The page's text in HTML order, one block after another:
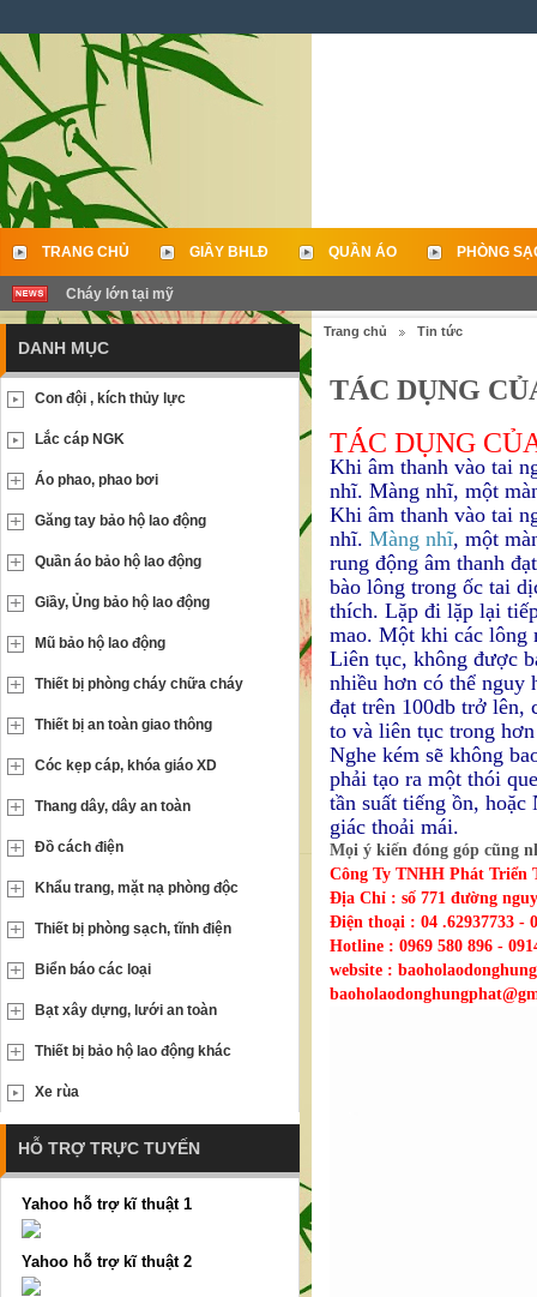
TRANG CHỦ GIẦY BHLĐ QUẦN ÁO PHÒNG
LIÊN HỆ
Cháy lớn tại mỹ
Trang chủ Tin tức
TÁC DỤNG
TÁC DỤNG
Khi âm thanh vào tai
nhĩ. Màng nhĩ, một
Khi âm thanh vào tai
nhĩ. Màng nhĩ, một
rung động âm thanh
bào lông trong ốc tai
thích. Lặp đi lặp lại
mao. Một khi các lông
Liên tục, không được
nhiều hơn có thể nguy
đạt trên 100db trở lên,
to và liên tục trong
Nghe kém sẽ không
phải tạo ra một thói
tần suất tiếng ồn,
giác thoải mái.
Mọi ý kiến đóng góp cũng
Công Ty TNHH Phát
Địa Chỉ : số 771 đường
Điện thoại : 04 .62937733 -
Hotline : 0969 580 896 -
website :
DANH MỤC
Con đội , kích thủy lực
Lắc cáp NGK
Áo phao, phao bơi
Găng tay bảo hộ lao động
Quần áo bảo hộ lao động
Giầy, Ủng bảo hộ lao động
Mũ bảo hộ lao động
Thiết bị phòng cháy chữa cháy
Thiết bị an toàn giao thông
Cóc kẹp cáp, khóa giáo XD
Thang dây, dây an toàn
Đồ cách điện
Khẩu trang, mặt nạ phòng độc
Thiết bị phòng sạch, tĩnh điện
Biển báo các loại
Bạt xây dựng, lưới an toàn
Thiết bị bảo hộ lao động khác
Xe rùa
HỖ TRỢ TRỰC TUYẾN
Yahoo hỗ trợ kĩ thuật 1
Yahoo hỗ trợ kĩ thuật 2